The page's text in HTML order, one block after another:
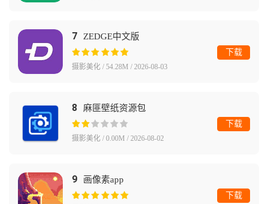
7 ZEDGE中文版
摄影美化 / 54.28M / 2026-08-03
下载
8 麻匪壁纸资源包
摄影美化 / 0.00M / 2026-08-02
下载
9 画像素app
下载